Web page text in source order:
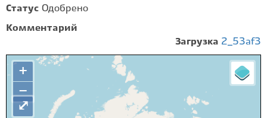
Статус Одобрено
Комментарий
Загрузка 2_53af3
+
−
⤢